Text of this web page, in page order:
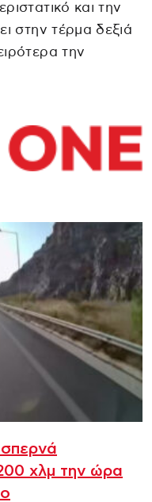
και την
στην τέρμα δεξιά
την
χλμ την ώρα